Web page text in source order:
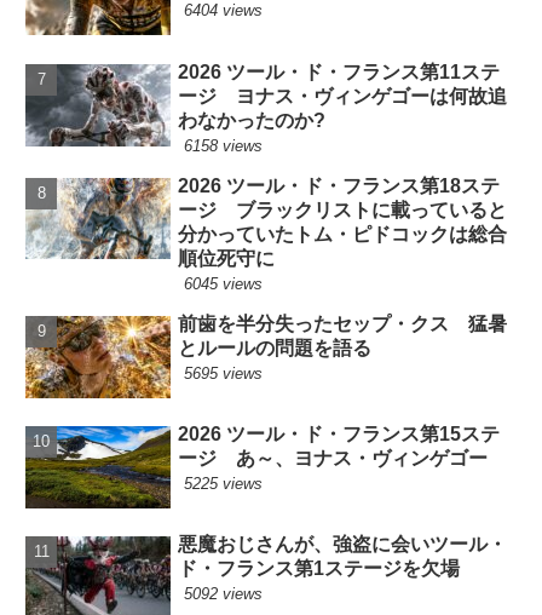
6404 views
2026 ツール・ド・フランス第11ステ
ージ ヨナス・ヴィンゲゴーは何故追
わなかったのか?
6158 views
2026 ツール・ド・フランス第18ステ
ージ ブラックリストに載っていると
分かっていたトム・ピドコックは総合
順位死守に
6045 views
前歯を半分失ったセップ・クス 猛暑
とルールの問題を語る
5695 views
2026 ツール・ド・フランス第15ステ
ージ あ～、ヨナス・ヴィンゲゴー
5225 views
悪魔おじさんが、強盗に会いツール・
ド・フランス第1ステージを欠場
5092 views